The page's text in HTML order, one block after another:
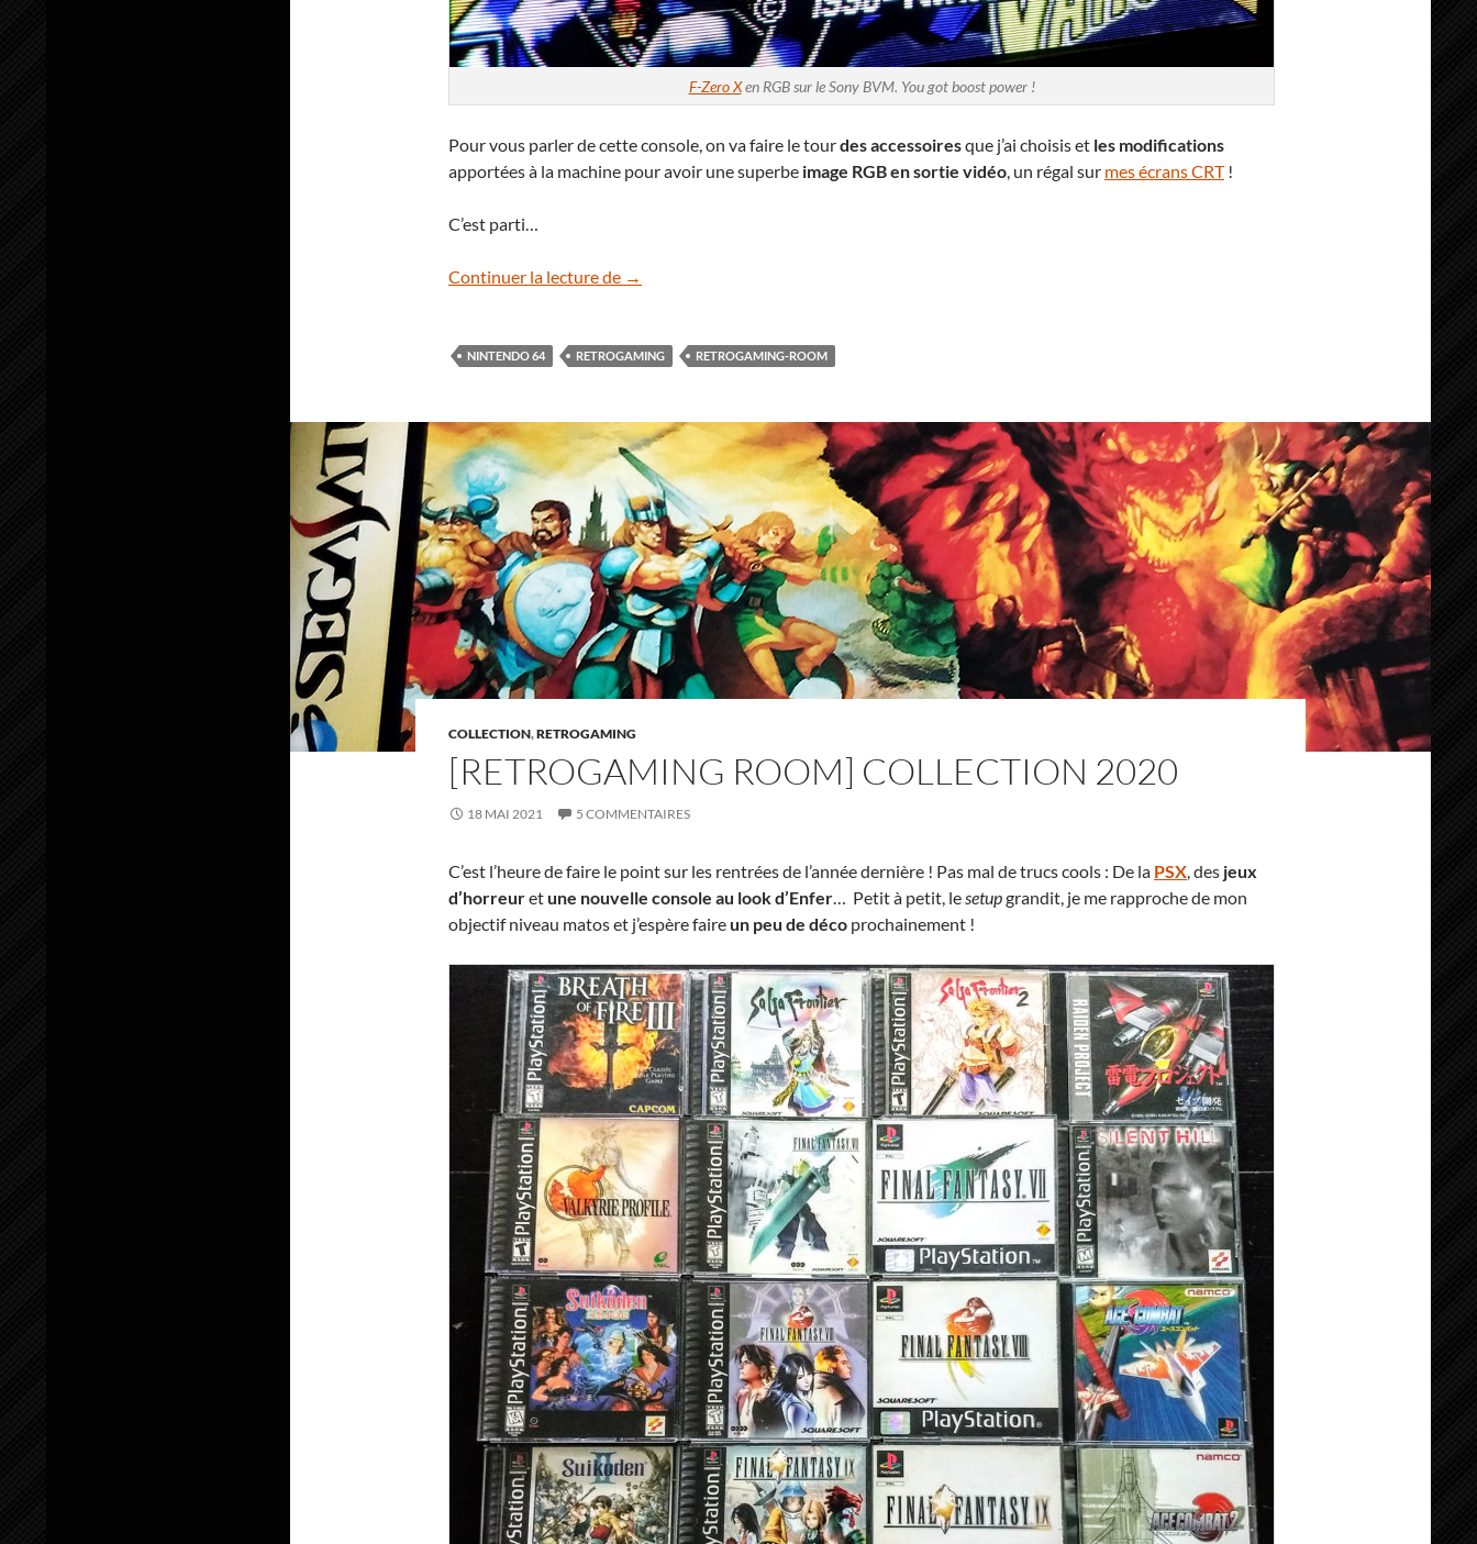
F-Zero Xen RGB sur le Sony BVM. You got boost power !
Pour vous parler de cette console, on va faire le tourdes accessoiresque j’ai choisis et les modifications
apportées à la machine pour avoir une superbe image RGB en sortie vidéo, un régal sur mes écrans CRT!
C’est parti…
Continuer la lecture de [Retrogaming Room] Nintendo 64 « Daiei Hawks »
→
NINTENDO 64 RETROGAMING RETROGAMING-ROOM
COLLECTION,RETROGAMING
[RETROGAMING ROOM] COLLECTION 2020
18 MAI 2021 5 COMMENTAIRES
C’est l’heure de faire le point sur les rentrées de l’année dernière ! Pas mal de trucs cools : De la PSX, des jeux
d’horreuretune nouvelle console au look d’Enfer… Petit à petit, lesetupgrandit, je me rapproche de mon
objectif niveau matos et j’espère faireun peu de déco prochainement !